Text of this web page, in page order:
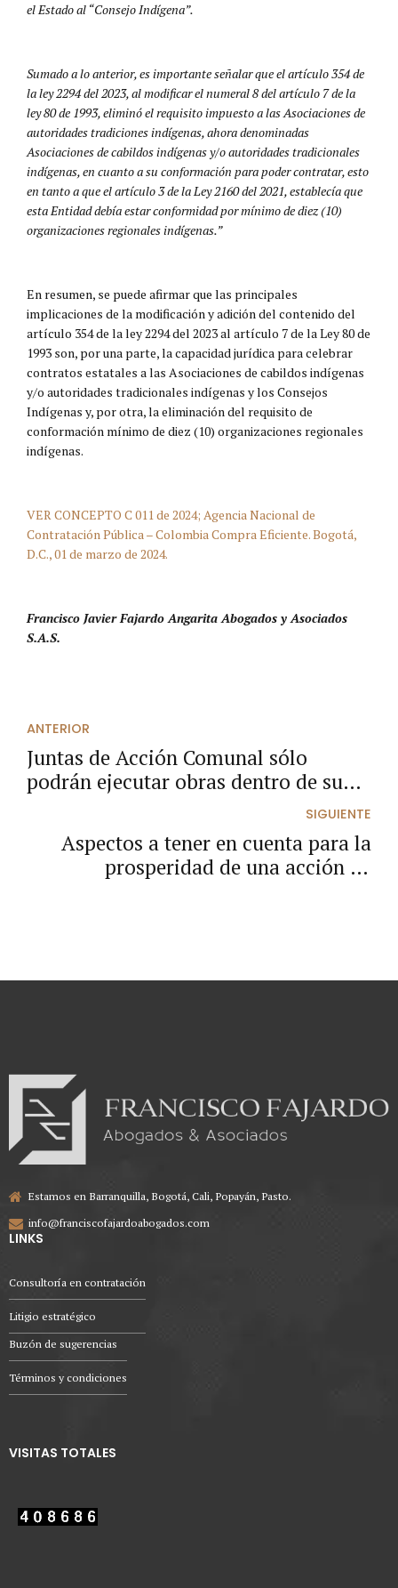
el Estado al “Consejo Indígena”.
Sumado a lo anterior, es importante señalar que el artículo 354 de
la ley 2294 del 2023, al modificar el numeral 8 del artículo 7 de la
ley 80 de 1993, eliminó el requisito impuesto a las Asociaciones de
autoridades tradiciones indígenas, ahora denominadas
Asociaciones de cabildos indígenas y/o autoridades tradicionales
indígenas, en cuanto a su conformación para poder contratar, esto
en tanto a que el artículo 3 de la Ley 2160 del 2021, establecía que
esta Entidad debía estar conformidad por mínimo de diez (10)
organizaciones regionales indígenas.”
En resumen, se puede afirmar que las principales
implicaciones de la modificación y adición del contenido del
artículo 354 de la ley 2294 del 2023 al artículo 7 de la Ley 80 de
1993 son, por una parte, la capacidad jurídica para celebrar
contratos estatales a las Asociaciones de cabildos indígenas
y/o autoridades tradicionales indígenas y los Consejos
Indígenas y, por otra, la eliminación del requisito de
conformación mínimo de diez (10) organizaciones regionales
indígenas.
VER CONCEPTO C 011 de 2024; Agencia Nacional de
Contratación Pública – Colombia Compra Eficiente. Bogotá,
D.C., 01 de marzo de 2024.
Francisco Javier Fajardo Angarita Abogados y Asociados
S.A.S.
ANTERIOR
Juntas de Acción Comunal sólo
podrán ejecutar obras dentro de su
SIGUIENTE
Aspectos a tener en cuenta para la
prosperidad de una acción de
Estamos en Barranquilla, Bogotá, Cali, Popayán, Pasto.
info@franciscofajardoabogados.com
LINKS
Consultoría en contratación
Litigio estratégico
Buzón de sugerencias
Términos y condiciones
VISITAS TOTALES